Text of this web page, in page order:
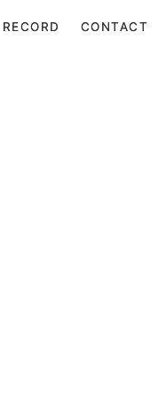
RECORD CONTACT
RECORD CONTACT